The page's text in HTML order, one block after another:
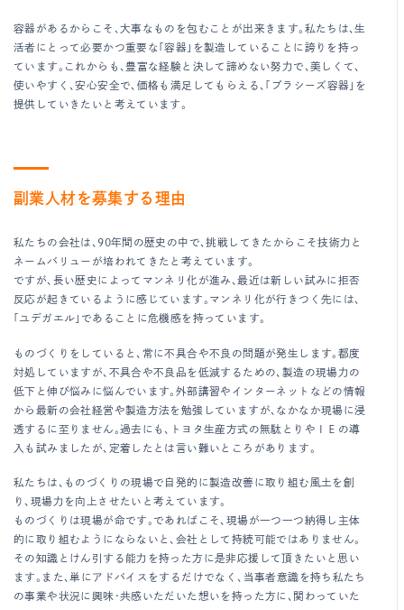
容器があるからこそ、大事なものを包むことが出来きます。私たちは、生
活者にとって必要かつ重要な「容器」を製造していることに誇りを持っ
ています。これからも、豊富な経験と決して諦めない努力で、美しくて、
使いやすく、安心安全で、価格も満足してもらえる、「プラシーズ容器」を
提供していきたいと考えています。
副業人材を募集する理由
私たちの会社は、90年間の歴史の中で、挑戦してきたからこそ技術力と
ネームバリューが培われてきたと考えています。
ですが、長い歴史によってマンネリ化が進み、最近は新しい試みに拒否
反応が起きているように感じています。マンネリ化が行きつく先には、
「ユデガエル」であることに危機感を持っています。
ものづくりをしていると、常に不具合や不良の問題が発生します。都度
対処していますが、不具合や不良品を低減するための、製造の現場力の
低下と伸び悩みに悩んでいます。外部講習やインターネットなどの情報
から最新の会社経営や製造方法を勉強していますが、なかなか現場に浸
透するに至りません。過去にも、トヨタ生産方式の無駄とりやＩＥの導
入も試みましたが、定着したとは言い難いところがあります。
私たちは、ものづくりの現場で自発的に製造改善に取り組む風土を創
り、現場力を向上させたいと考えています。
ものづくりは現場が命です。であればこそ、現場が一つ一つ納得し主体
的に取り組むようにならないと、会社として持続可能ではありません。
その知識とけん引する能力を持った方に是非応援して頂きたいと思い
ます。また、単にアドバイスをするだけでなく、当事者意識を持ち私たち
の事業や状況に興味・共感いただいた想いを持った方に、関わっていた